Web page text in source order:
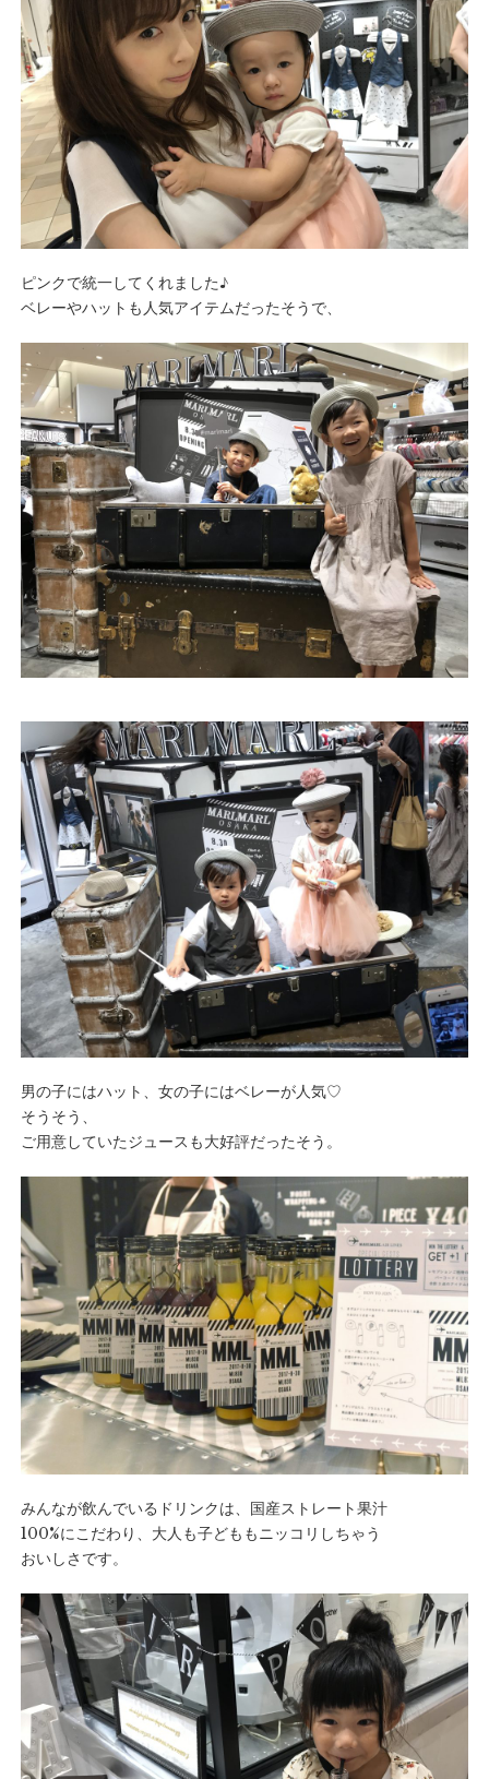
ピンクで統一してくれました♪
ベレーやハットも人気アイテムだったそうで、
男の子にはハット、女の子にはベレーが人気♡
そうそう、
ご用意していたジュースも大好評だったそう。
みんなが飲んでいるドリンクは、国産ストレート果汁
100%にこだわり、大人も子どももニッコリしちゃう
おいしさです。